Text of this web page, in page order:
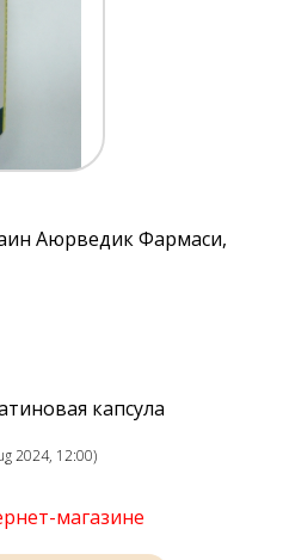
Аюрведик Фармаси,
капсула
2024, 12:00)
магазине